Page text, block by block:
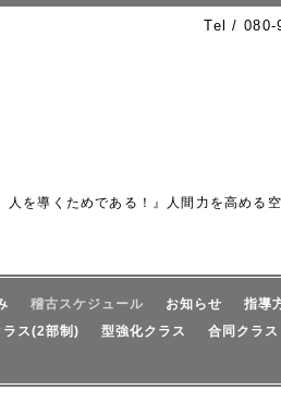
Tel / 080-
を導くためである！』人間力を高める
稽古スケジュール お知らせ 指導
ラス(2部制) 型強化クラス 合同クラス